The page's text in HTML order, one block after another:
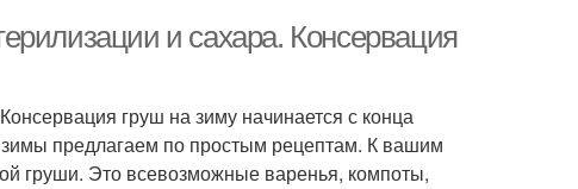
и сахара. Консервация
груш на зиму начинается с конца
предлагаем по простым рецептам. К вашим
груши. Это всевозможные варенья, компоты,